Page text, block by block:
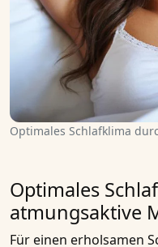
Optimales Schlafklima
Optimales
atmungsaktive
Für einen erholsamen